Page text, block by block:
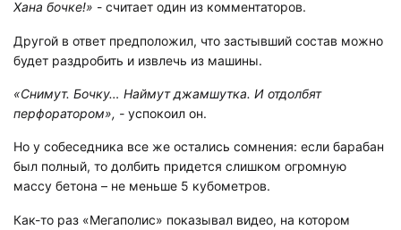
Хана бочке!» - считает один из комментаторов.
Другой в ответ предположил, что застывший состав можно
будет раздробить и извлечь из машины.
«Снимут. Бочку… Наймут джамшутка. И отдолбят
перфоратором», - успокоил он.
Но у собеседника все же остались сомнения: если барабан
был полный, то долбить придется слишком огромную
массу бетона – не меньше 5 кубометров.
Как-то раз «Мегаполис» показывал видео, на котором